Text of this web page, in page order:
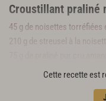
Croustillant praliné
45 g de noisettes torréfiées
210 g de streusel à la
75 g de praliné pur cru
2 pincées de fleur de sel
Cette recette est